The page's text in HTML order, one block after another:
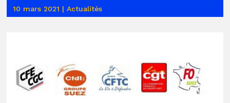
10 mars 2021 |Actualités